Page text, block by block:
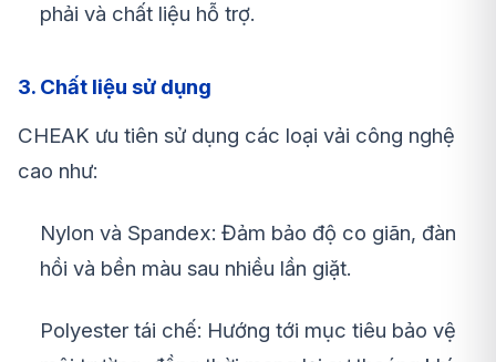
phải và chất liệu hỗ trợ.
3. Chất liệu sử dụng
CHEAK ưu tiên sử dụng các loại vải công nghệ
cao như:
Nylon và Spandex: Đảm bảo độ co giãn, đàn
hồi và bền màu sau nhiều lần giặt.
Polyester tái chế: Hướng tới mục tiêu bảo vệ